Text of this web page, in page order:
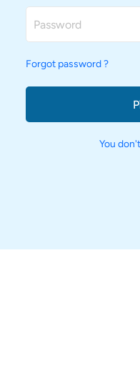
Forgot password ?
You